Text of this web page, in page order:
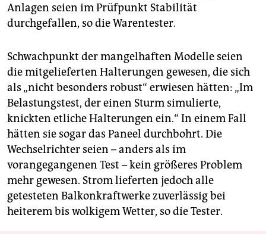
Anlagen seien im Prüfpunkt Stabilität
durchgefallen, so die Warentester.
Schwachpunkt der mangelhaften Modelle seien
die mitgelieferten Halterungen gewesen, die sich
als „nicht besonders robust“ erwiesen hätten: „Im
Belastungstest, der einen Sturm simulierte,
knickten etliche Halterungen ein.“ In einem Fall
hätten sie sogar das Paneel durchbohrt. Die
Wechselrichter seien – anders als im
vorangegangenen Test – kein größeres Problem
mehr gewesen. Strom lieferten jedoch alle
getesteten Balkonkraftwerke zuverlässig bei
heiterem bis wolkigem Wetter, so die Tester.